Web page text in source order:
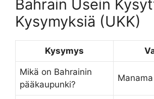
Bahrain Usein
Kysymyksiä (UKK)
Kysymys
Mikä on Bahrainin
pääkaupunki?
Manama